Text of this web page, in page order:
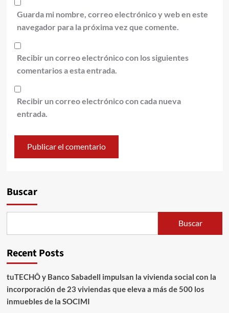
Guarda mi nombre, correo electrónico y web en este
navegador para la próxima vez que comente.
Recibir un correo electrónico con los siguientes
comentarios a esta entrada.
Recibir un correo electrónico con cada nueva
entrada.
Buscar
Buscar
Recent Posts
tuTECHÔ y Banco Sabadell impulsan la vivienda social con la
incorporación de 23 viviendas que eleva a más de 500 los
inmuebles de la SOCIMI